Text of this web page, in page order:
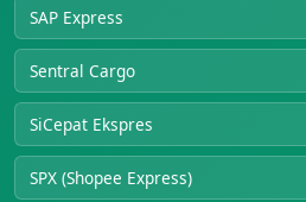
SAP Express
Sentral Cargo
SiCepat Ekspres
SPX (Shopee Express)